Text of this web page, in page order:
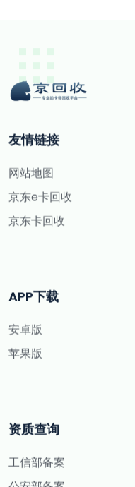
友情链接
网站地图
京东e卡回收
京东卡回收
APP下载
安卓版
苹果版
资质查询
工信部备案